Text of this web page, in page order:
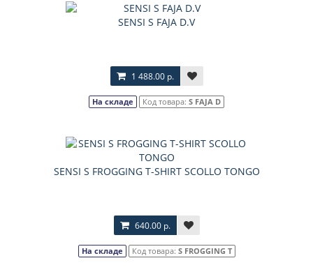
SENSI S FAJA D.V
1 488.00 р.
На складе Код товара: S FAJA D
SENSI S FROGGING T-SHIRT SCOLLO TONGO
640.00 р.
На складе Код товара: S FROGGING T